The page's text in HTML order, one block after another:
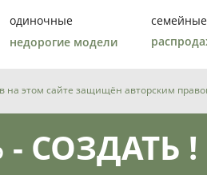
одиночные
недорогие модели
семейные
этом сайте защищён авторским
- СОЗДАТЬ !